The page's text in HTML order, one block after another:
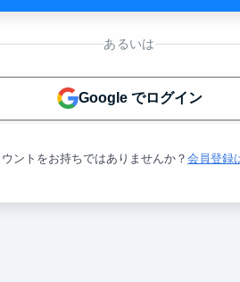
あるいは
Google でログイン
ントをお持ちではありませんか？会員登録